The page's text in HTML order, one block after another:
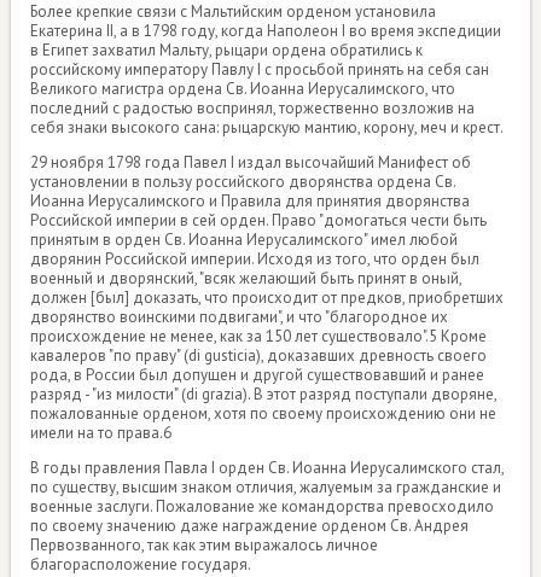
Более крепкие связи с Мальтийским орденом установила
Екатерина II, а в 1798 году, когда Наполеон I во время экспедиции
в Египет захватил Мальту, рыцари ордена обратились к
российскому императору Павлу I с просьбой принять на себя сан
Великого магистра ордена Св. Иоанна Иерусалимского, что
последний с радостью воспринял, торжественно возложив на
себя знаки высокого сана: рыцарскую мантию, корону, меч и крест.
29 ноября 1798 года Павел I издал высочайший Манифест об
установлении в пользу российского дворянства ордена Св.
Иоанна Иерусалимского и Правила для принятия дворянства
Российской империи в сей орден. Право "домогаться чести быть
принятым в орден Св. Иоанна Иерусалимского" имел любой
дворянин Российской империи. Исходя из того, что орден был
военный и дворянский, "всяк желающий быть принят в оный,
должен [был] доказать, что происходит от предков, приобретших
дворянство воинскими подвигами", и что "благородное их
происхождение не менее, как за 150 лет существовало".5 Кроме
кавалеров "по праву" (di gusticia), доказавших древность своего
рода, в России был допущен и другой существовавший и ранее
разряд - "из милости" (di grazia). В этот разряд поступали дворяне,
пожалованные орденом, хотя по своему происхождению они не
имели на то права.6
В годы правления Павла I орден Св. Иоанна Иерусалимского стал,
по существу, высшим знаком отличия, жалуемым за гражданские и
военные заслуги. Пожалование же командорства превосходило
по своему значению даже награждение орденом Св. Андрея
Первозванного, так как этим выражалось личное
благорасположение государя.